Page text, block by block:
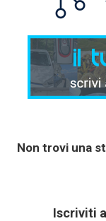
Non trovi una
Iscriviti